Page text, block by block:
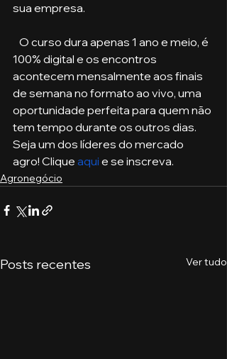
sua empresa.
100% digital e os encontros
acontecem mensalmente aos finais
de semana no formato ao vivo, uma
oportunidade perfeita para quem não
tem tempo durante os outros dias.
Seja um dos líderes do mercado
agro! Clique aqui e se inscreva.
Agronegócio
Posts recentes Ver tudo